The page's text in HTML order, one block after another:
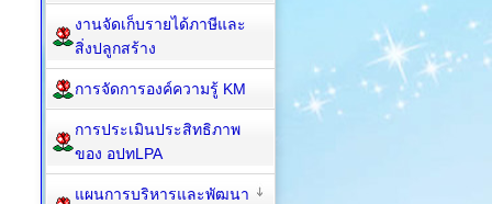
งานจัดเก็บรายได้ภาษีและ
สิ่งปลูกสร้าง
การจัดการองค์ความรู้ KM
การประเมินประสิทธิภาพ
ของ อปทLPA
แผนการบริหารและพัฒนา